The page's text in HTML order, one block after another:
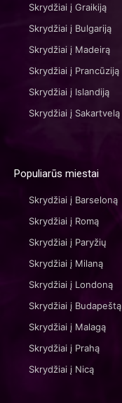
Skrydžiai į Graikiją
Skrydžiai į Bulgariją
Skrydžiai į Madeirą
Skrydžiai į Prancūziją
Skrydžiai į Islandiją
Skrydžiai į Sakartvelą
Populiarūs miestai
Skrydžiai į Barseloną
Skrydžiai į Romą
Skrydžiai į Paryžių
Skrydžiai į Milaną
Skrydžiai į Londoną
Skrydžiai į Budapeštą
Skrydžiai į Malagą
Skrydžiai į Prahą
Skrydžiai į Nicą